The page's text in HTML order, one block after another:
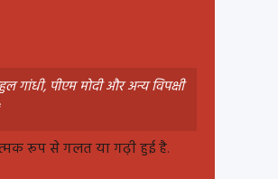
गांधी, पीएम मोदी और अन्य विपक्षी
रूप से गलत या गढ़ी हुई है.